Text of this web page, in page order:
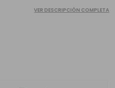
VER DESCRIPCIÓN COMPLETA